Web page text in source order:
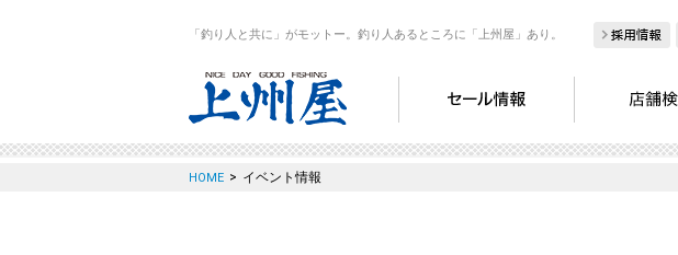
「釣り人と共に」がモットー。釣り人あるところに「上州屋」あり。
HOME > イベント情報